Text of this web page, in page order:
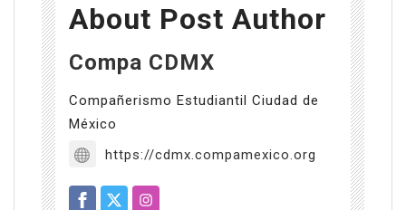
About Post Author
Compa CDMX
Compañerismo Estudiantil Ciudad de
México
https://cdmx.compamexico.org